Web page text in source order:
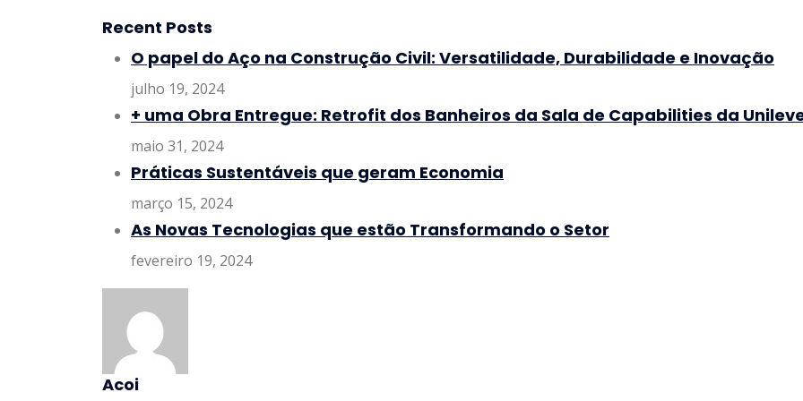
Recent Posts
O papel do Aço na Construção Civil: Versatilidade, Durabilidade e Inovação
julho 19, 2024
+ uma Obra Entregue: Retrofit dos Banheiros da Sala de Capabilities da
maio 31, 2024
Práticas Sustentáveis que geram Economia
março 15, 2024
As Novas Tecnologias que estão Transformando o Setor
fevereiro 19, 2024
Acoi